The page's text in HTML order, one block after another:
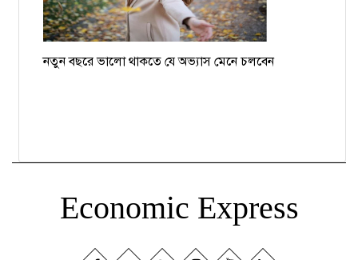
নতুন বছরে ভালো থাকতে যে অভ্যাস মেনে চলবেন
Economic Express